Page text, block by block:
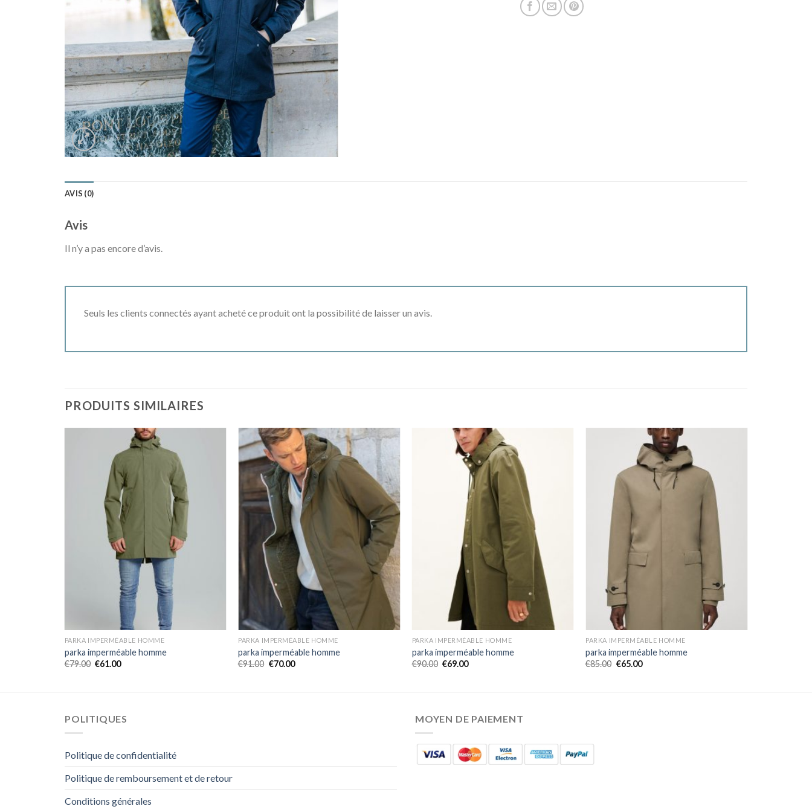
AVIS (0)
Avis
Il n’y a pas encore d’avis.
Seuls les clients connectés ayant acheté ce produit ont la possibilité de laisser un avis.
PRODUITS SIMILAIRES
PARKA IMPERMÉABLE HOMME
parka imperméable homme
€79.00 €61.00
PARKA IMPERMÉABLE HOMME
parka imperméable homme
€91.00 €70.00
PARKA IMPERMÉABLE HOMME
parka imperméable homme
€90.00 €69.00
PARKA IMPERMÉABLE HOMME
parka imperméable homme
€85.00 €65.00
POLITIQUES
Politique de confidentialité
Politique de remboursement et de retour
Conditions générales
MOYEN DE PAIEMENT